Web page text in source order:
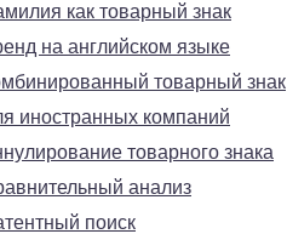
как товарный знак
на английском языке
товарный знак
иностранных компаний
товарного знака
анализ
поиск